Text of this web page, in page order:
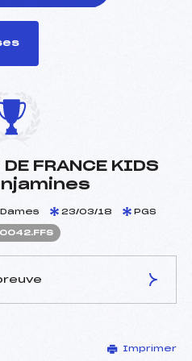
FRANCE KIDS
23/03/18 PGS
–
Imprimer